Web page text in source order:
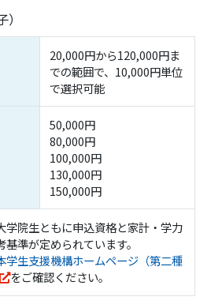
20,000円から120,000円ま
での範囲で、10,000円単位
で選択可能
50,000円
80,000円
100,000円
130,000円
150,000円
学院生ともに申込資格と家計・学力
基準が定められています。
学生支援機構ホームページ（第二種
をご確認ください。